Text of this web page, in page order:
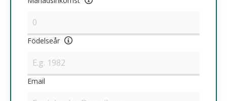
Födelseår
Email